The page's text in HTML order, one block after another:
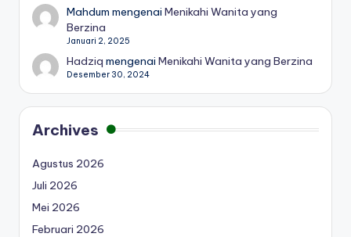
Mahdum mengenaiMenikahi Wanita yang
Berzina
Januari 2, 2025
Hadziq mengenaiMenikahi Wanita yang Berzina
Desember 30, 2024
Archives
Agustus 2026
Juli 2026
Mei 2026
Februari 2026